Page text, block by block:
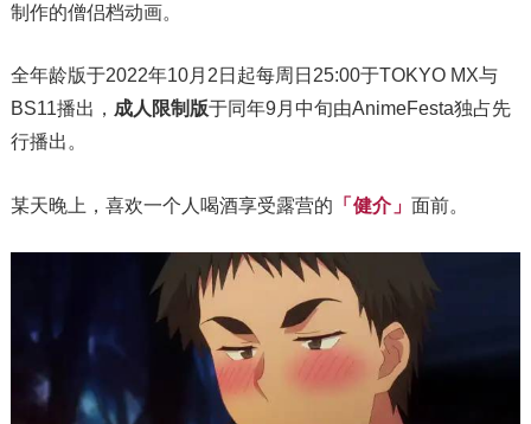
制作的僧侣档动画。
全年龄版于2022年10月2日起每周日25:00于TOKYO MX与
BS11播出， 成人限制版于同年9月中旬由AnimeFesta独占先
行播出。
某天晚上，喜欢一个人喝酒享受露营的 「健介」面前。